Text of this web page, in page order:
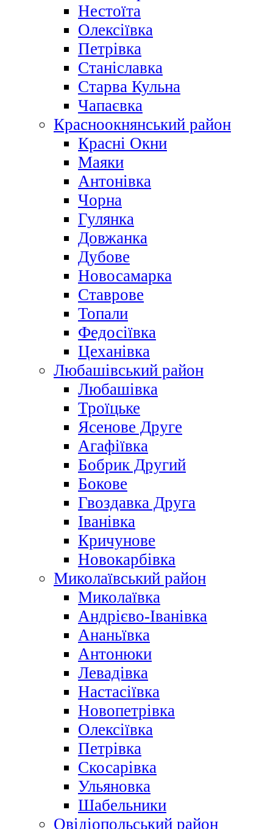
Нестоїта
Олексіївка
Петрівка
Станіславка
Старва Кульна
Чапаєвка
Красноокнянський район
Красні Окни
Маяки
Антонівка
Чорна
Гулянка
Довжанка
Дубове
Новосамарка
Ставрове
Топали
Федосіївка
Цеханівка
Любашівський район
Любашівка
Троїцьке
Ясенове Друге
Агафіївка
Бобрик Другий
Бокове
Гвоздавка Друга
Іванівка
Кричунове
Новокарбівка
Миколаївський район
Миколаївка
Андрієво-Іванівка
Ананьївка
Антонюки
Левадівка
Настасіївка
Новопетрівка
Олексіївка
Петрівка
Скосарівка
Ульяновка
Шабельники
Овідіопольський район